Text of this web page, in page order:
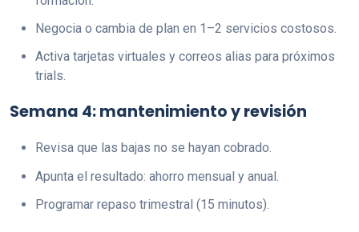
Negocia o cambia de plan en 1–2 servicios costosos.
Activa tarjetas virtuales y correos alias para próximos
trials.
Semana 4: mantenimiento y revisión
Revisa que las bajas no se hayan cobrado.
Apunta el resultado: ahorro mensual y anual.
Programar repaso trimestral (15 minutos).